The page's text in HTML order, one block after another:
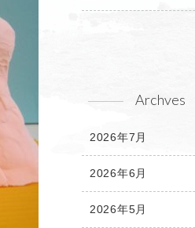
Archves
2026年7月
2026年6月
2026年5月